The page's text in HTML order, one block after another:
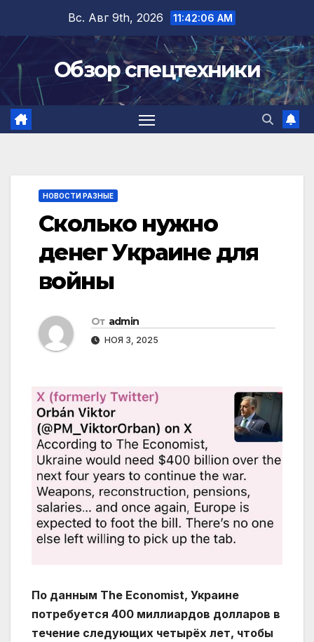
содержимому
Вс. Авг 9th, 2026 11:42:06 AM
Обзор спецтехники
НОВОСТИ РАЗНЫЕ
Сколько нужно
денег Украине для
войны
От admin
НОЯ 3, 2025
По данным The Economist, Украине
потребуется 400 миллиардов долларов в
течение следующих четырёх лет, чтобы